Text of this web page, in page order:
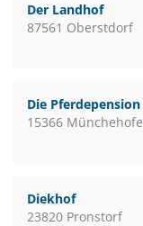
Der Landhof
87561 Oberstdorf
Die Pferdepension
15366 Münchehofe
Diekhof
23820 Pronstorf